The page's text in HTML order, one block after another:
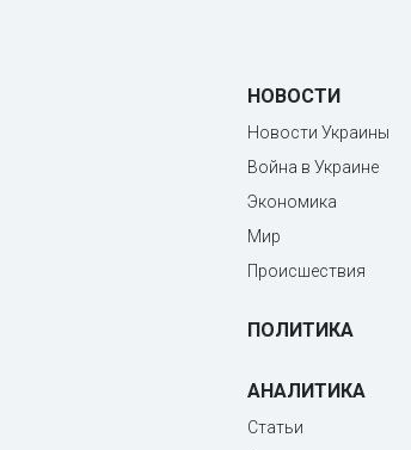
НОВОСТИ
Новости Украины
Война в Украине
Экономика
Мир
Происшествия
ПОЛИТИКА
АНАЛИТИКА
Статьи